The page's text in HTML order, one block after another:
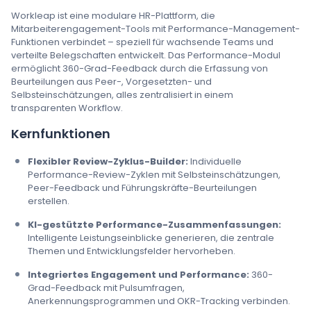
Workleap ist eine modulare HR-Plattform, die
Mitarbeiterengagement-Tools mit Performance-Management-
Funktionen verbindet – speziell für wachsende Teams und
verteilte Belegschaften entwickelt. Das Performance-Modul
ermöglicht 360-Grad-Feedback durch die Erfassung von
Beurteilungen aus Peer-, Vorgesetzten- und
Selbsteinschätzungen, alles zentralisiert in einem
transparenten Workflow.
Kernfunktionen
Flexibler Review-Zyklus-Builder: Individuelle
Performance-Review-Zyklen mit Selbsteinschätzungen,
Peer-Feedback und Führungskräfte-Beurteilungen
erstellen.
KI-gestützte Performance-Zusammenfassungen:
Intelligente Leistungseinblicke generieren, die zentrale
Themen und Entwicklungsfelder hervorheben.
Integriertes Engagement und Performance: 360-
Grad-Feedback mit Pulsumfragen,
Anerkennungsprogrammen und OKR-Tracking verbinden.